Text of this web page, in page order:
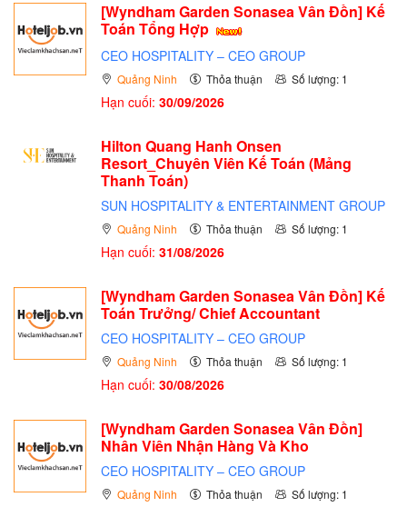
[Wyndham Garden Sonasea Vân Đồn] Kế
Toán Tổng Hợp
CEO HOSPITALITY – CEO GROUP
Quảng Ninh Thỏa thuận Số lượng: 1
Hạn cuối: 30/09/2026
Hilton Quang Hanh Onsen
Resort_Chuyên Viên Kế Toán (Mảng
Thanh Toán)
SUN HOSPITALITY & ENTERTAINMENT GROUP
Quảng Ninh Thỏa thuận Số lượng: 1
Hạn cuối: 31/08/2026
[Wyndham Garden Sonasea Vân Đồn] Kế
Toán Trưởng/ Chief Accountant
CEO HOSPITALITY – CEO GROUP
Quảng Ninh Thỏa thuận Số lượng: 1
Hạn cuối: 30/08/2026
[Wyndham Garden Sonasea Vân Đồn]
Nhân Viên Nhận Hàng Và Kho
CEO HOSPITALITY – CEO GROUP
Quảng Ninh Thỏa thuận Số lượng: 1